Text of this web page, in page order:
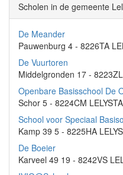
Scholen in de gemeente
De Meander
Pauwenburg 4 - 8226TA
De Vuurtoren
Middelgronden 17 -
Openbare Basisschool De
Schor 5 - 8224CM
School voor Speciaal
Kamp 39 5 - 8225HA
De Boeier
Karveel 49 19 - 8242VS